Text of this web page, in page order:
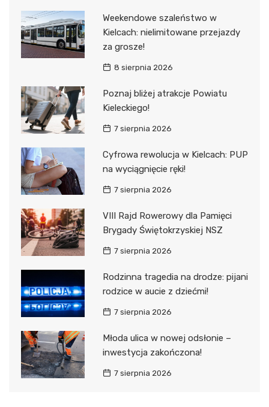
Weekendowe szaleństwo w
Kielcach: nielimitowane przejazdy
za grosze!
8 sierpnia 2026
Poznaj bliżej atrakcje Powiatu
Kieleckiego!
7 sierpnia 2026
Cyfrowa rewolucja w Kielcach: PUP
na wyciągnięcie ręki!
7 sierpnia 2026
VIII Rajd Rowerowy dla Pamięci
Brygady Świętokrzyskiej NSZ
7 sierpnia 2026
Rodzinna tragedia na drodze: pijani
rodzice w aucie z dziećmi!
7 sierpnia 2026
Młoda ulica w nowej odsłonie –
inwestycja zakończona!
7 sierpnia 2026